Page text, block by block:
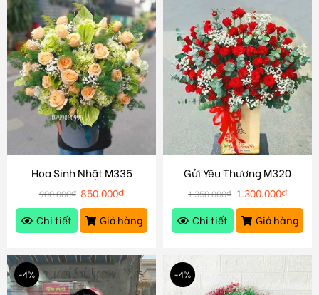
Hoa Sinh Nhật M335
900.000₫ 850.000₫
Chi tiết
Giỏ hàng
Gửi Yêu Thương M320
1.350.000₫ 1.300.000₫
Chi tiết
Giỏ hàng
-4% -4%